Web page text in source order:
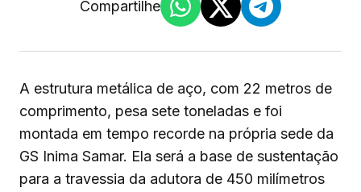
Compartilhe
A estrutura metálica de aço, com 22 metros de
comprimento, pesa sete toneladas e foi
montada em tempo recorde na própria sede da
GS Inima Samar. Ela será a base de sustentação
para a travessia da adutora de 450 milímetros